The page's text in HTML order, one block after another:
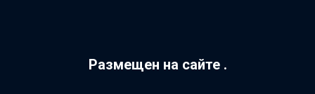
Размещен на сайте .